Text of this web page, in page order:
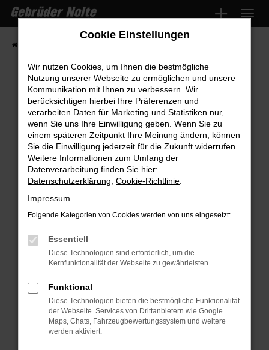
Zum
Hauptinhalt
springen
Fehler: Network Error
Beim Laden ist ein Fehler aufgetreten.
Hier sind ein paar Tipps, die dir helfen können:
Überprüfe deine Firewall und deine
Internetverbindung.
Manche Erweiterungen, wie Werbeblocker,
können das Laden bestimmter Seiten
verhindern. Funktioniert die Seite in einem
anderen Browser oder in einem privaten
Fenster?
Starte dein Gerät neu.
Das kann manchmal helfen,
Cookie Einstellungen
Wir nutzen Cookies, um Ihnen die bestmögliche
Nutzung unserer Webseite zu ermöglichen und unsere
Kommunikation mit Ihnen zu verbessern. Wir
berücksichtigen hierbei Ihre Präferenzen und
verarbeiten Daten für Marketing und Statistiken nur,
wenn Sie uns Ihre Einwilligung geben. Wenn Sie zu
einem späteren Zeitpunkt Ihre Meinung ändern, können
Sie die Einwilligung jederzeit für die Zukunft widerrufen.
Weitere Informationen zum Umfang der
Datenverarbeitung finden Sie hier:
Datenschutzerklärung Cookie-Richtlinie
Impressum
Folgende Kategorien von Cookies werden von uns eingesetzt:
Essentiell
Diese Technologien sind erforderlich, um die
Kernfunktionalität der Webseite zu gewährleisten.
Funktional
Diese Technologien bieten die bestmögliche Funktionalität
der Webseite. Services von Drittanbietern wie Google
Maps, Chats, Fahrzeugbewertungssystem und weitere
werden aktiviert.